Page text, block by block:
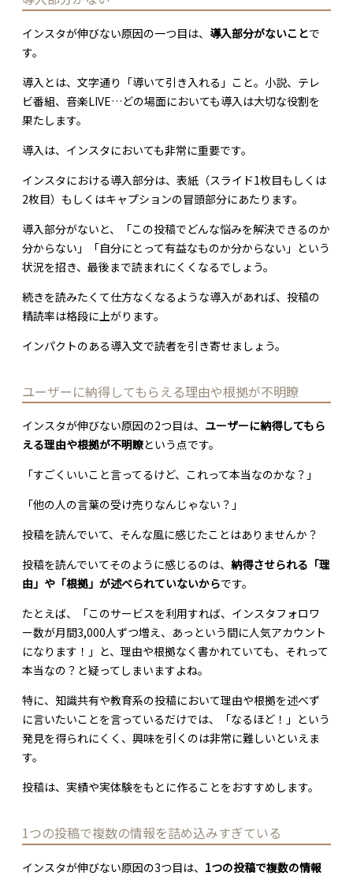
インスタが伸びない原因の一つ目は、 導入部分がないことで
す。
導入とは、文字通り「導いて引き入れる」こと。小説、テレ
ビ番組、音楽LIVE…どの場面においても導入は大切な役割を
果たします。
導入は、インスタにおいても非常に重要です。
インスタにおける導入部分は、表紙（スライド1枚目もしくは
2枚目）もしくはキャプションの冒頭部分にあたります。
導入部分がないと、「この投稿でどんな悩みを解決できるのか
分からない」「自分にとって有益なものか分からない」という
状況を招き、最後まで読まれにくくなるでしょう。
続きを読みたくて仕方なくなるような導入があれば、投稿の
精読率は格段に上がります。
インパクトのある導入文で読者を引き寄せましょう。
ユーザーに納得してもらえる理由や根拠が不明瞭
インスタが伸びない原因の2つ目は、 ユーザーに納得してもら
える理由や根拠が不明瞭という点です。
「すごくいいこと言ってるけど、これって本当なのかな？」
「他の人の言葉の受け売りなんじゃない？」
投稿を読んでいて、そんな風に感じたことはありませんか？
投稿を読んでいてそのように感じるのは、納得させられる「理
由」や「根拠」が述べられていないからです。
たとえば、「このサービスを利用すれば、インスタフォロワ
ー数が月間3,000人ずつ増え、あっという間に人気アカウント
になります！」と、理由や根拠なく書かれていても、それって
本当なの？と疑ってしまいますよね。
特に、知識共有や教育系の投稿において理由や根拠を述べず
に言いたいことを言っているだけでは、「なるほど！」という
発見を得られにくく、興味を引くのは非常に難しいといえま
す。
投稿は、実績や実体験をもとに作ることをおすすめします。
1つの投稿で複数の情報を詰め込みすぎている
インスタが伸びない原因の3つ目は、 1つの投稿で複数の情報